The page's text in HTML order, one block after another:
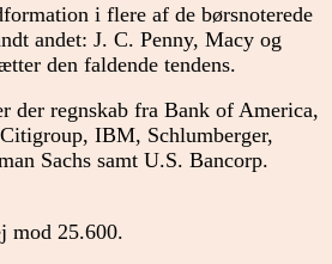
i flere af de børsnoterede
andet: J. C. Penny, Macy og
den faldende tendens.
der regnskab fra Bank of America,
IBM, Schlumberger,
Sachs samt U.S. Bancorp.
mod 25.600.